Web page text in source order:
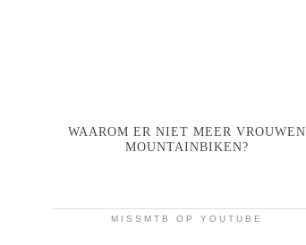
WAAROM ER NIET MEER VROUWEN
MOUNTAINBIKEN?
MISSMTB OP YOUTUBE